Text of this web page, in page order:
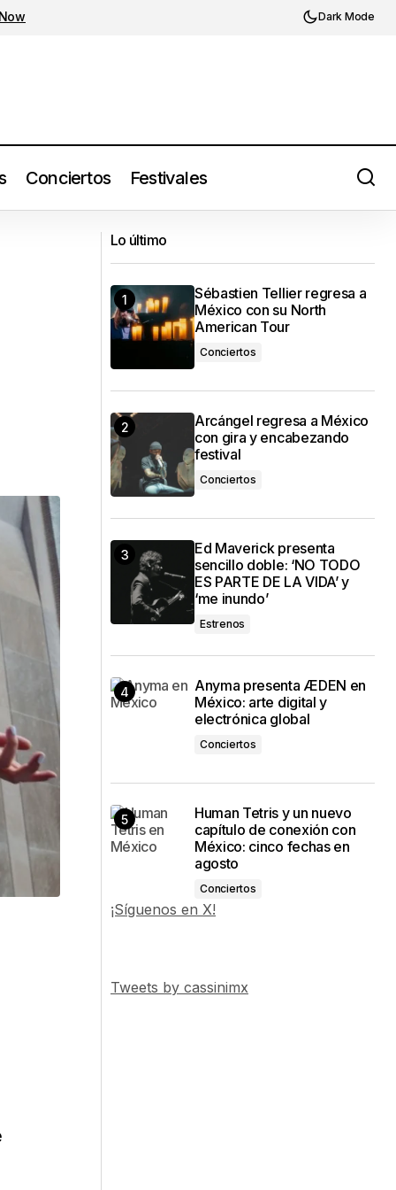
Dark Mode
Conciertos Festivales
su nuevo disco con 'Sirens'
Lo último
Sébastien Tellier regresa a
México con su North
American Tour
Conciertos
Arcángel regresa a México
con gira y encabezando
festival
Conciertos
Ed Maverick presenta
sencillo doble: ‘NO TODO
ES PARTE DE LA VIDA’ y
‘me inundo’
Estrenos
Anyma presenta ÆDEN en
México: arte digital y
electrónica global
Conciertos
Human Tetris y un nuevo
capítulo de conexión con
México: cinco fechas en
agosto
Conciertos
¡Síguenos en X!
Tweets by cassinimx